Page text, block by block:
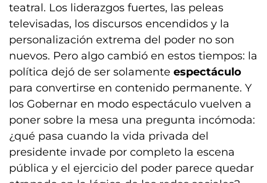
teatral. Los liderazgos fuertes, las peleas
televisadas, los discursos encendidos y la
personalización extrema del poder no son
nuevos. Pero algo cambió en estos tiempos: la
política dejó de ser solamente espectáculo
para convertirse en contenido permanente. Y
los Gobernar en modo espectáculo vuelven a
poner sobre la mesa una pregunta incómoda:
¿qué pasa cuando la vida privada del
presidente invade por completo la escena
pública y el ejercicio del poder parece quedar